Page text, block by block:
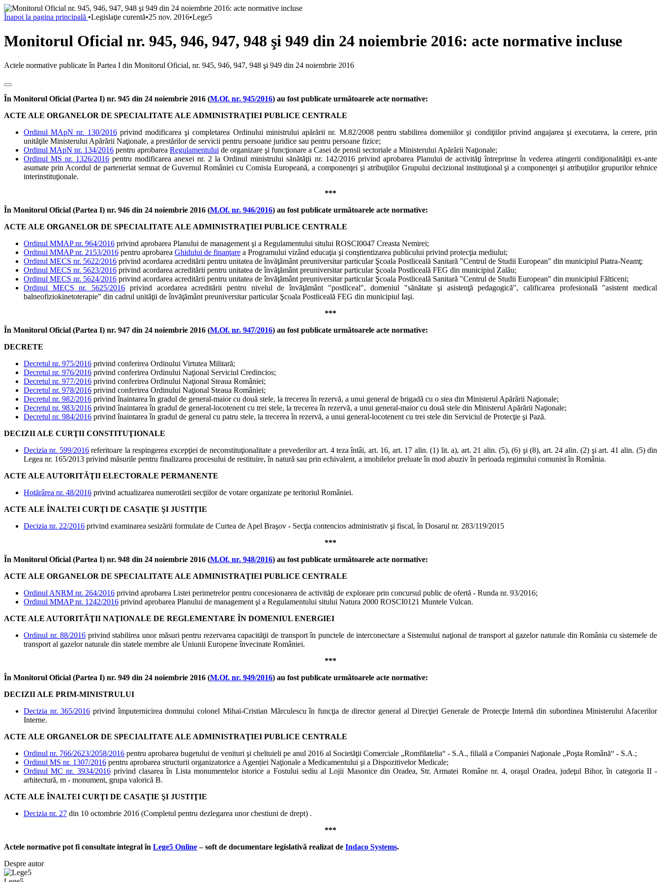
Înapoi la pagina principală •Legislaţie curentă•25 nov. 2016•Lege5
Monitorul Oficial nr. 945, 946, 947, 948 şi 949 din 24 noiembrie 2016: acte normative incluse
Actele normative publicate în Partea I din Monitorul Oficial, nr. 945, 946, 947, 948 şi 949 din 24 noiembrie 2016
În Monitorul Oficial (Partea I) nr. 945 din 24 noiembrie 2016 (M.Of. nr. 945/2016) au fost publicate următoarele acte normative:
ACTE ALE ORGANELOR DE SPECIALITATE ALE ADMINISTRAŢIEI PUBLICE CENTRALE
Ordinul MApN nr. 130/2016privind modificarea şi completarea Ordinului ministrului apărării nr. M.82/2008 pentru stabilirea domeniilor şi condiţiilor privind angajarea şi executarea, la cerere, prin
unităţile Ministerului Apărării Naţionale, a prestărilor de servicii pentru persoane juridice sau pentru persoane fizice;
Ordinul MApN nr. 134/2016 pentru aprobarea Regulamentului de organizare şi funcţionare a Casei de pensii sectoriale a Ministerului Apărării Naţionale;
Ordinul MS nr. 1326/2016 pentru modificarea anexei nr. 2 la Ordinul ministrului sănătăţii nr. 142/2016 privind aprobarea Planului de activităţi întreprinse în vederea atingerii condiţionalităţii ex-ante
asumate prin Acordul de parteneriat semnat de Guvernul României cu Comisia Europeană, a componenţei şi atribuţiilor Grupului decizional instituţional şi a componenţei şi atribuţiilor grupurilor tehnice
interinstituţionale.
***
În Monitorul Oficial (Partea I) nr. 946 din 24 noiembrie 2016 (M.Of. nr. 946/2016) au fost publicate următoarele acte normative:
ACTE ALE ORGANELOR DE SPECIALITATE ALE ADMINISTRAŢIEI PUBLICE CENTRALE
Ordinul MMAP nr. 964/2016 privind aprobarea Planului de management şi a Regulamentului sitului ROSCI0047 Creasta Nemirei;
Ordinul MMAP nr. 2153/2016 pentru aprobarea Ghidului de finanţare a Programului vizând educaţia şi conştientizarea publicului privind protecţia mediului;
Ordinul MECS nr. 5622/2016 privind acordarea acreditării pentru unitatea de învăţământ preuniversitar particular Şcoala Postliceală Sanitară "Centrul de Studii European" din municipiul Piatra-Neamţ;
Ordinul MECS nr. 5623/2016 privind acordarea acreditării pentru unitatea de învăţământ preuniversitar particular Şcoala Postliceală FEG din municipiul Zalău;
Ordinul MECS nr. 5624/2016 privind acordarea acreditării pentru unitatea de învăţământ preuniversitar particular Şcoala Postliceală Sanitară "Centrul de Studii European" din municipiul Fălticeni;
Ordinul MECS nr. 5625/2016 privind acordarea acreditării pentru nivelul de învăţământ "postliceal", domeniul "sănătate şi asistenţă pedagogică", calificarea profesională "asistent medical
balneofiziokinetoterapie" din cadrul unităţii de învăţământ preuniversitar particular Şcoala Postliceală FEG din municipiul Iaşi.
***
În Monitorul Oficial (Partea I) nr. 947 din 24 noiembrie 2016 (M.Of. nr. 947/2016) au fost publicate următoarele acte normative:
DECRETE
Decretul nr. 975/2016 privind conferirea Ordinului Virtutea Militară;
Decretul nr. 976/2016 privind conferirea Ordinului Naţional Serviciul Credincios;
Decretul nr. 977/2016 privind conferirea Ordinului Naţional Steaua României;
Decretul nr. 978/2016 privind conferirea Ordinului Naţional Steaua României;
Decretul nr. 982/2016 privind înaintarea în gradul de general-maior cu două stele, la trecerea în rezervă, a unui general de brigadă cu o stea din Ministerul Apărării Naţionale;
Decretul nr. 983/2016 privind înaintarea în gradul de general-locotenent cu trei stele, la trecerea în rezervă, a unui general-maior cu două stele din Ministerul Apărării Naţionale;
Decretul nr. 984/2016 privind înaintarea în gradul de general cu patru stele, la trecerea în rezervă, a unui general-locotenent cu trei stele din Serviciul de Protecţie şi Pază.
DECIZII ALE CURŢII CONSTITUŢIONALE
Decizia nr. 599/2016referitoare la respingerea excepţiei de neconstituţionalitate a prevederilor art. 4 teza întâi, art. 16, art. 17 alin. (1) lit. a), art. 21 alin. (5), (6) şi (8), art. 24 alin. (2) şi art. 41 alin. (5) din
Legea nr. 165/2013 privind măsurile pentru finalizarea procesului de restituire, în natură sau prin echivalent, a imobilelor preluate în mod abuziv în perioada regimului comunist în România.
ACTE ALE AUTORITĂŢII ELECTORALE PERMANENTE
Hotărârea nr. 48/2016 privind actualizarea numerotării secţiilor de votare organizate pe teritoriul României.
ACTE ALE ÎNALTEI CURŢI DE CASAŢIE ŞI JUSTIŢIE
Decizia nr. 22/2016 privind examinarea sesizării formulate de Curtea de Apel Braşov - Secţia contencios administrativ şi fiscal, în Dosarul nr. 283/119/2015
***
În Monitorul Oficial (Partea I) nr. 948 din 24 noiembrie 2016 (M.Of. nr. 948/2016) au fost publicate următoarele acte normative:
ACTE ALE ORGANELOR DE SPECIALITATE ALE ADMINISTRAŢIEI PUBLICE CENTRALE
Ordinul ANRM nr. 264/2016 privind aprobarea Listei perimetrelor pentru concesionarea de activităţi de explorare prin concursul public de ofertă - Runda nr. 93/2016;
Ordinul MMAP nr. 1242/2016 privind aprobarea Planului de management şi a Regulamentului sitului Natura 2000 ROSCI0121 Muntele Vulcan.
ACTE ALE AUTORITĂŢII NAŢIONALE DE REGLEMENTARE ÎN DOMENIUL ENERGIEI
Ordinul nr. 88/2016 privind stabilirea unor măsuri pentru rezervarea capacităţii de transport în punctele de interconectare a Sistemului naţional de transport al gazelor naturale din România cu sistemele de
transport al gazelor naturale din statele membre ale Uniunii Europene învecinate României.
***
În Monitorul Oficial (Partea I) nr. 949 din 24 noiembrie 2016 (M.Of. nr. 949/2016) au fost publicate următoarele acte normative:
DECIZII ALE PRIM-MINISTRULUI
Decizia nr. 365/2016 privind împuternicirea domnului colonel Mihai-Cristian Mărculescu în funcţia de director general al Direcţiei Generale de Protecţie Internă din subordinea Ministerului Afacerilor
Interne.
ACTE ALE ORGANELOR DE SPECIALITATE ALE ADMINISTRAŢIEI PUBLICE CENTRALE
Ordinul nr. 766/2623/2058/2016 pentru aprobarea bugetului de venituri şi cheltuieli pe anul 2016 al Societăţii Comerciale „Romfilatelia“ - S.A., filială a Companiei Naţionale „Poşta Română“ - S.A.;
Ordinul MS nr. 1307/2016 pentru aprobarea structurii organizatorice a Agenției Naţionale a Medicamentului şi a Dispozitivelor Medicale;
Ordinul MC nr. 3934/2016privind clasarea în Lista monumentelor istorice a Fostului sediu al Lojii Masonice din Oradea, Str. Armatei Române nr. 4, oraşul Oradea, judeţul Bihor, în categoria II -
arhitectură, m - monument, grupa valorică B.
ACTE ALE ÎNALTEI CURŢI DE CASAŢIE ŞI JUSTIŢIE
Decizia nr. 27 din 10 octombrie 2016 (Completul pentru dezlegarea unor chestiuni de drept) .
***
Actele normative pot fi consultate integral în Lege5 Online– soft de documentare legislativă realizat de Indaco Systems.
Despre autor